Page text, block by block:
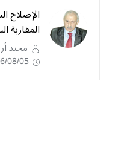
الإصلاح
المقاربة
محند
08/05